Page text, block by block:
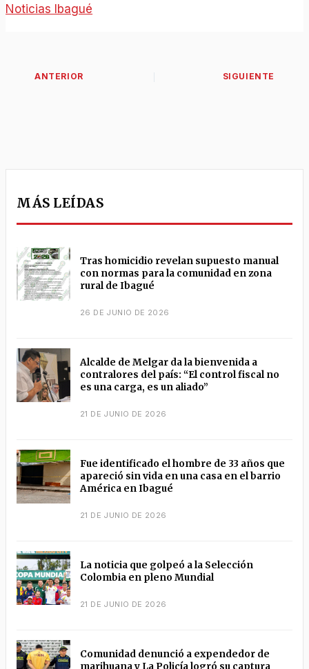
Noticias Ibagué
MÁS LEÍDAS
Tras homicidio revelan supuesto manual
con normas para la comunidad en zona
rural de Ibagué
26 DE JUNIO DE 2026
Alcalde de Melgar da la bienvenida a
contralores del país: “El control fiscal no
es una carga, es un aliado”
21 DE JUNIO DE 2026
Fue identificado el hombre de 33 años que
apareció sin vida en una casa en el barrio
América en Ibagué
21 DE JUNIO DE 2026
La noticia que golpeó a la Selección
Colombia en pleno Mundial
21 DE JUNIO DE 2026
Comunidad denunció a expendedor de